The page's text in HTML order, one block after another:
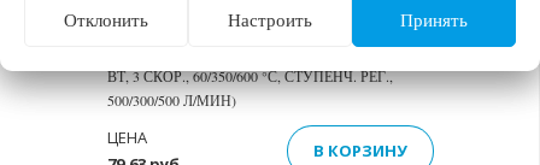
ФЕН СТРОИТЕЛЬНЫЙ KATANA FS3003 (2000
ВТ, 3 СКОР., 60/350/600 °С, СТУПЕНЧ. РЕГ.,
500/300/500 Л/МИН)
ЦЕНА
В КОРЗИНУ
Отклонить Настроить Принять